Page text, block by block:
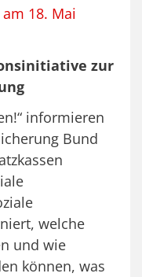
18. Mai
zur
informieren
Bund
welche
und wie
können, was